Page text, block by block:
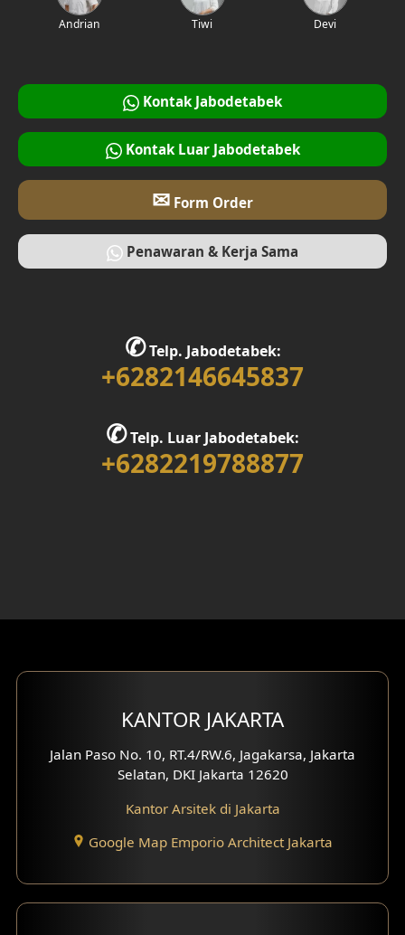
Desain Tangga
Desain Interior Rumah
Desain Walk in Closet
Desain Foyer
Desain Rooftop
Desain Ruang Multimedia
Desain Ruang Bermain
Desain Ruang Hiburan
Eksterior Tampak Belakang
Eksterior Tampak Depan
Eksterior Tampak Samping
Andrian Tiwi Devi
Kontak Jabodetabek
Kontak Luar Jabodetabek
✉ Form Order
Penawaran & Kerja Sama
✆Telp. Jabodetabek:
+6282146645837
✆Telp. Luar Jabodetabek:
+6282219788877
KANTOR JAKARTA
Jalan Paso No. 10, RT.4/RW.6, Jagakarsa, Jakarta
Selatan, DKI Jakarta 12620
Kantor Arsitek di Jakarta
Google Map Emporio Architect Jakarta